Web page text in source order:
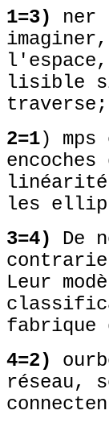
1=3)
ner
lisible
2=1)
les
3=4)
De
Leur
4=2)
réseau,